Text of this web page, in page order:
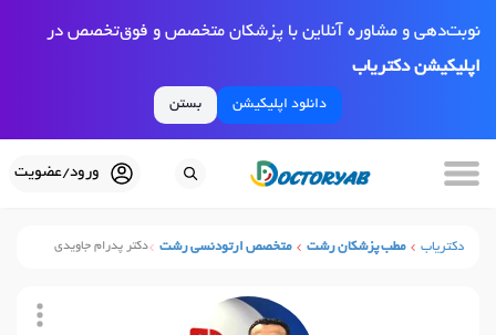
نوبت‌دهی و مشاوره آنلاین با پزشکان متخصص و فوق‌تخصص در
اپلیکیشن دکتریاب
دانلود اپلیکیشن بستن
ورود/عضویت
دکتریاب مطب پزشکان رشت متخصص ارتودنسی رشت دکتر پدرام جاویدی